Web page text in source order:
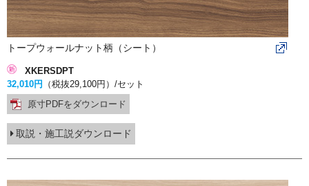
トープウォールナット柄（シート）
XKERSDPT
32,010円
（税抜29,100円） /セット
原寸PDFをダウンロード
取説・施工説ダウンロード